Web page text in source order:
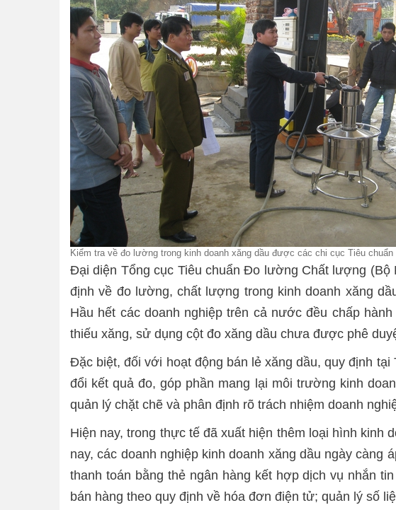
Kiểm tra về đo lường trong kinh doanh xăng dầu được các chi cục Tiêu
Đại diện Tổng cục Tiêu chuẩn Đo lường Chất lượng (Bộ
định về đo lường, chất lượng trong kinh doanh xăng
Hầu hết các doanh nghiệp trên cả nước đều chấp
thiếu xăng, sử dụng cột đo xăng dầu chưa được phê
Đặc biệt, đối với hoạt động bán lẻ xăng dầu, quy định
đổi kết quả đo, góp phần mang lại môi trường kinh
quản lý chặt chẽ và phân định rõ trách nhiệm doanh
Hiện nay, trong thực tế đã xuất hiện thêm loại hình kinh
nay, các doanh nghiệp kinh doanh xăng dầu ngày càng
thanh toán bằng thẻ ngân hàng kết hợp dịch vụ nhắn
bán hàng theo quy định về hóa đơn điện tử; quản lý số